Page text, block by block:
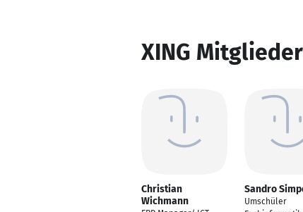
XING
Christian
Wichmann
Sandro
Umschüler